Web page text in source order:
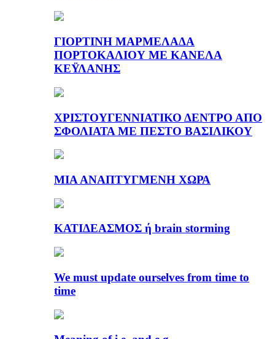
ΓΙΟΡΤΙΝΗ ΜΑΡΜΕΛΑΔΑ
ΠΟΡΤΟΚΑΛΙΟΥ ΜΕ ΚΑΝΕΛΑ
ΚΕΫΛΑΝΗΣ
ΧΡΙΣΤΟΥΓΕΝΝΙΑΤΙΚΟ ΔΕΝΤΡΟ ΑΠΟ
ΣΦΟΛΙΑΤΑ ΜΕ ΠΕΣΤΟ ΒΑΣΙΛΙΚΟΥ
ΜΙΑ ΑΝΑΠΤΥΓΜΕΝΗ ΧΩΡΑ
ΚΑΤΙΔΕΑΣΜΟΣ ή brain storming
We must update ourselves from time to
time